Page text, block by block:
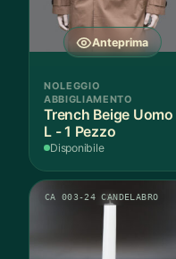
Anteprima
NOLEGGIO
ABBIGLIAMENTO
Trench Beige Uomo
L - 1 Pezzo
Disponibile
CA 003-24 CANDELABRO